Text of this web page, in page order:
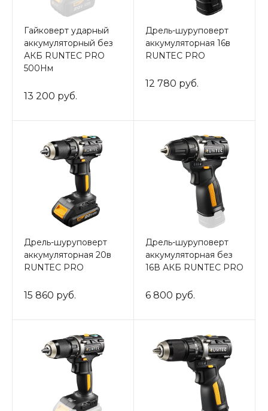
Гайковерт ударный
аккумуляторный без
АКБ RUNTEC PRO
500Нм
13 200 руб.
Дрель-шуруповерт
аккумуляторная 16в
RUNTEC PRO
12 780 руб.
Дрель-шуруповерт
аккумуляторная 20в
RUNTEC PRO
15 860 руб.
Дрель-шуруповерт
аккумуляторная без
16В АКБ RUNTEC PRO
6 800 руб.